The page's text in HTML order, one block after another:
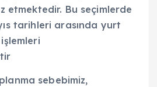
etmektedir. Bu seçimlerde
tarihleri arasında yurt
sebebimiz,